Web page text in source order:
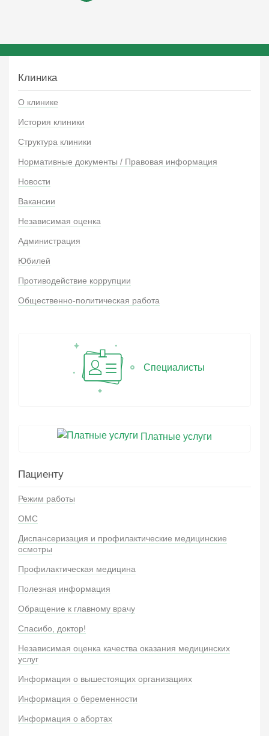
Клиника
О клинике
История клиники
Структура клиники
Нормативные документы / Правовая информация
Новости
Вакансии
Независимая оценка
Администрация
Юбилей
Противодействие коррупции
Общественно-политическая работа
Специалисты
Платные услуги
Пациенту
Режим работы
ОМС
Диспансеризация и профилактические медицинские
осмотры
Профилактическая медицина
Полезная информация
Обращение к главному врачу
Спасибо, доктор!
Независимая оценка качества оказания медицинских
услуг
Информация о вышестоящих организациях
Информация о беременности
Информация о абортах